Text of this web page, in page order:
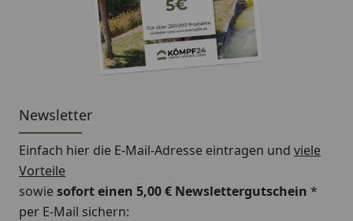
Newsletter
Einfach hier die E-Mail-Adresse eintragen und viele
Vorteile
sowiesofort einen 5,00 € Newslettergutschein *
per E-Mail sichern: